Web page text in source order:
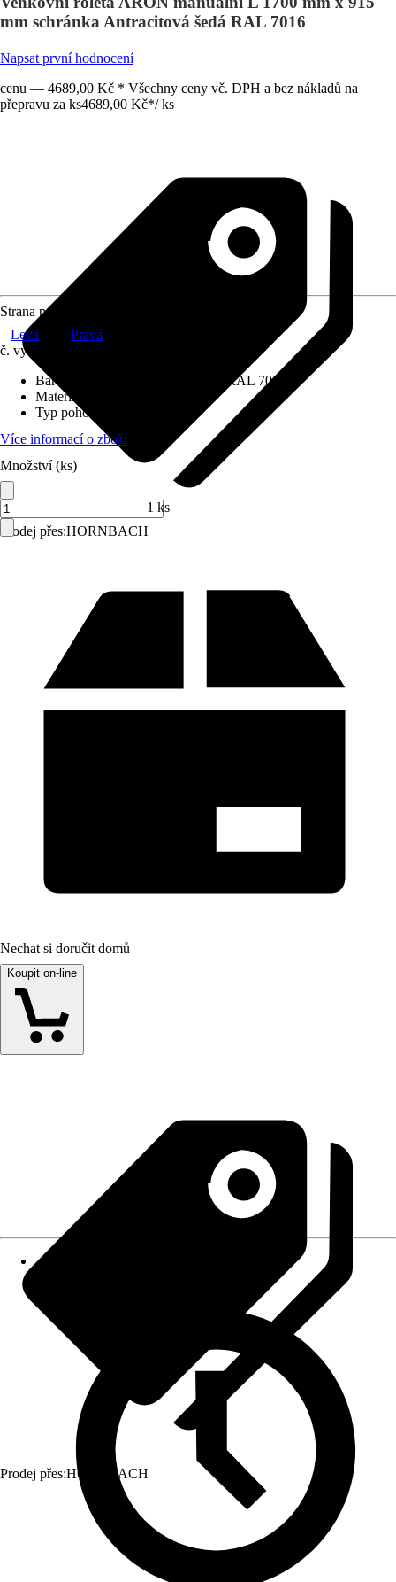
mm schránka Antracitová šedá RAL 7016
Napsat první hodnocení
cenu — 4689,00 Kč * Všechny ceny vč. DPH a bez nákladů na
přepravu za ks4689,00 Kč*/ ks
Prodej přes:HORNBACH
Strana pohonu
Levá
Pravá
č. výrobku
Barva schránky
Antracitová šedá RAL 7016
Materiál závěsu
Typ pohonu
Více informací o zboží
Množství (ks)
1 ks
Nechat si doručit domů
Koupit on-line
Prodej přes:HORNBACH